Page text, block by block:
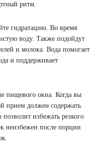
ритм.
гидратацию. Во время
воду. Также подойдут
и молока. Вода помогает
и поддерживает
пищевого окна. Когда вы
прием должен содержать
избежать резкого
неизбежен после порции